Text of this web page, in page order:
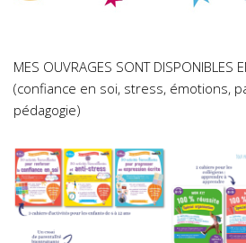
MES OUVRAGES SONT DISPONIBLES
(confiance en soi, stress, émotions,
pédagogie)